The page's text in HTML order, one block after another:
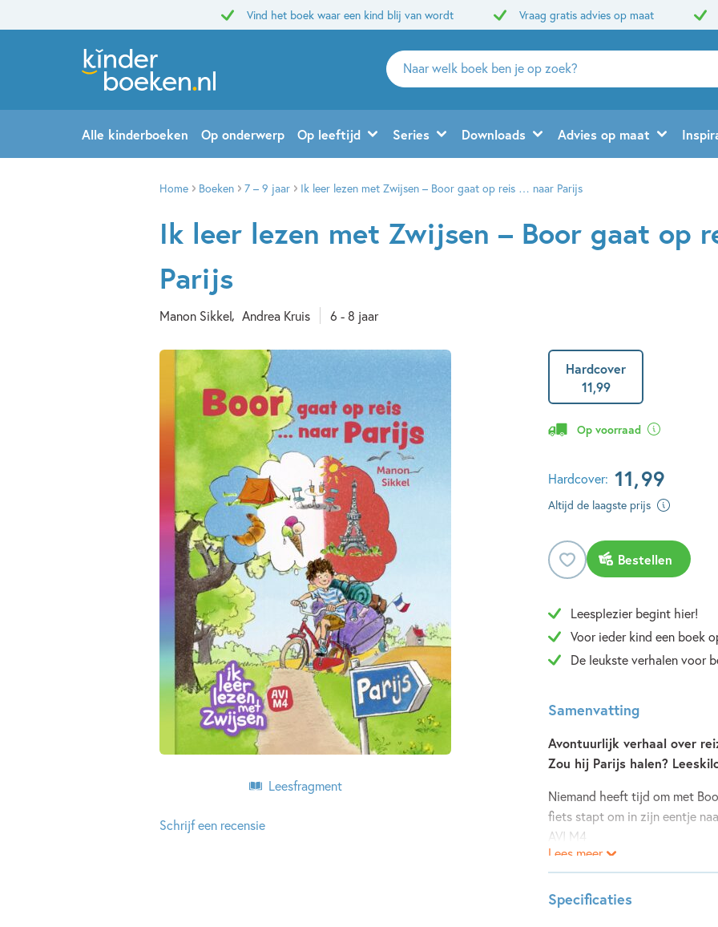
Vind het boek waar een kind blij van wordt Vraag gratis advies op maat
Zoeken
naar
en
uitgevers
Alle kinderboeken Op onderwerp Op leeftijd Series Downloads Advies op maat
Home Boeken 7 – 9 jaar Ik leer lezen met Zwijsen – Boor gaat op reis … naar Parijs
Ik leer lezen met Zwijsen – Boor gaat op
Parijs
Manon Sikkel Andrea Kruis 6 - 8 jaar
Leesfragment
Schrijf een recensie
Hardcover
11,99
Op voorraad
Hardcover: 11,99
Altijd de laagste prijs
Bestellen
Leesplezier begint hier!
Voor ieder kind een boek
De leukste verhalen voor
Samenvatting
Avontuurlijk verhaal over
Zou hij Parijs halen?
Niemand heeft tijd om met
fiets stapt om in zijn eentje
AVI M4
Lees meer
Specificaties